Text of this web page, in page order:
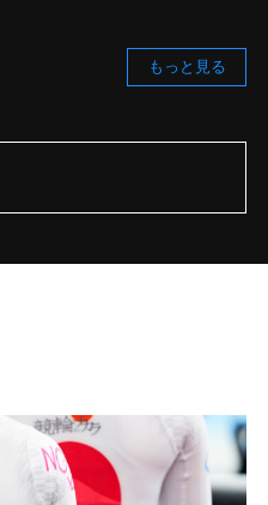
もっと見る